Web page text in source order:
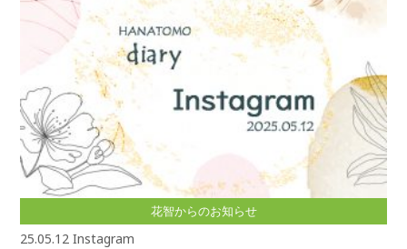
花智からのお知らせ
25.05.12 Instagram